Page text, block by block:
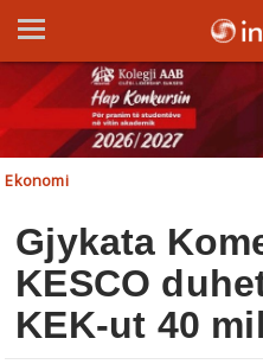
Ekonomi
Gjykata
KESCO
KEK-ut 40